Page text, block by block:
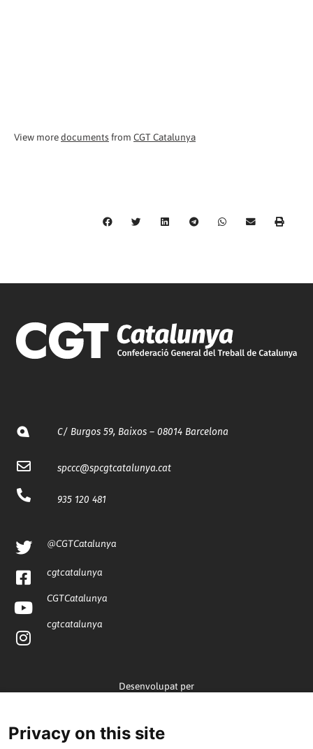
View moredocuments from CGT Catalunya
C/ Burgos 59, Baixos – 08014 Barcelona
spccc@spcgtcatalunya.cat
935 120 481
@CGTCatalunya
cgtcatalunya
CGTCatalunya
cgtcatalunya
Desenvolupat per
Privacy on this site